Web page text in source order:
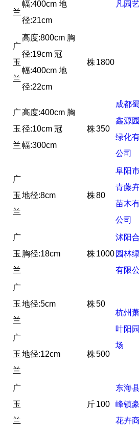
凡园
兰
幅:400cm 地
径:21cm
广
玉
兰
高度:800cm 胸
径:19cm 冠
幅:400cm 地
径:22cm
株1800
广
玉
兰
高度:400cm 胸
径:10cm 冠
幅:300cm
株350
成都
鑫源
绿化
公司
广
玉
兰
地径:8cm 株80
阜阳
青藤
苗木
公司
广
玉
兰
胸径:18cm 株1000
沭阳
园林
有限
广
玉
兰
地径:5cm 株50
杭州
叶阳
场
广
玉
兰
地径:12cm 株500
广
玉
兰
斤100
东海
峰镇
花卉